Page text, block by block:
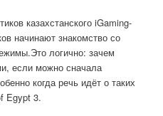
казахстанского iGaming-
начинают знакомство со
логично: зачем
если можно сначала
когда речь идёт о таких
Egypt 3.